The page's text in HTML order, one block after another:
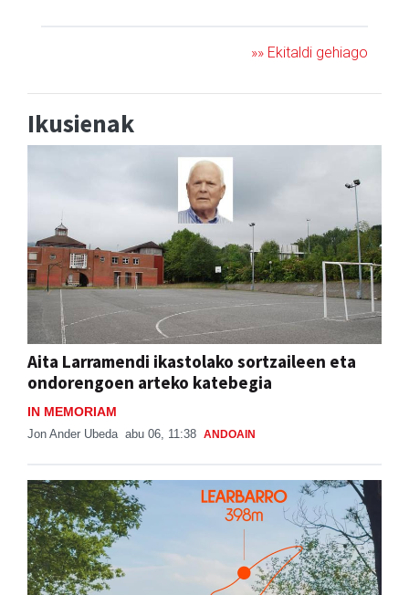
»» Ekitaldi gehiago
Ikusienak
Aita Larramendi ikastolako sortzaileen eta
ondorengoen arteko katebegia
IN MEMORIAM
Jon Ander Ubeda abu 06, 11:38 ANDOAIN